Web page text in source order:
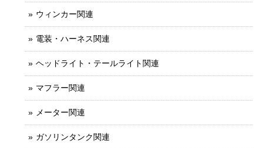
ウィンカー関連
電装・ハーネス関連
ヘッドライト・テールライト関連
マフラー関連
メーター関連
ガソリンタンク関連